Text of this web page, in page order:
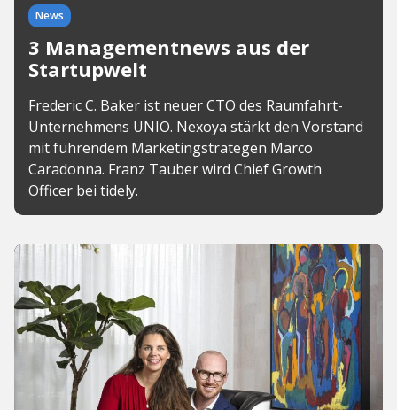
News
3 Managementnews aus der
Startupwelt
Frederic C. Baker ist neuer CTO des Raumfahrt-
Unternehmens UNIO. Nexoya stärkt den Vorstand
mit führendem Marketingstrategen Marco
Caradonna. Franz Tauber wird Chief Growth
Officer bei tidely.